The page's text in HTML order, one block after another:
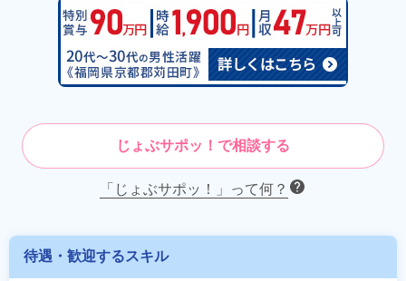
じょぶサポッ！で相談する
「じょぶサポッ！」って何？
待遇・歓迎するスキル